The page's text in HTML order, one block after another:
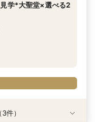
見学*大聖堂×選べる2
件）